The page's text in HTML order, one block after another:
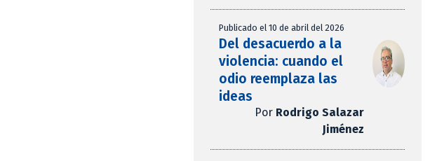
Publicado el 10 de abril del 2026
Del desacuerdo a la
violencia: cuando el
odio reemplaza las
ideas
Por Rodrigo Salazar
Jiménez